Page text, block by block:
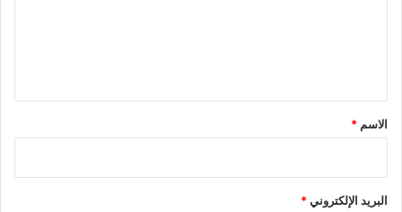
*
الاسم *
البريد الإلكتروني*